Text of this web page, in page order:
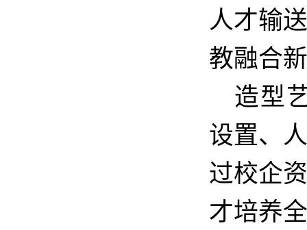
人才输
教融合
造型
设置、
过校企
才培养